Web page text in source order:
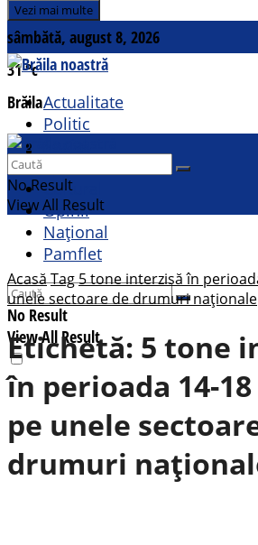
Vezi mai multe
sâmbătă, august 8, 2026
31°c
Brăila
Contact
Actualitate
Politic
Cultural
Opinii
Național
Pamflet
No Result
View All Result
No Result
View All Result
AcasăTag5 tone interzisă în
unele sectoare de drumuri naționale
Etichetă: 5 tone
în perioada 14-
pe unele
drumuri